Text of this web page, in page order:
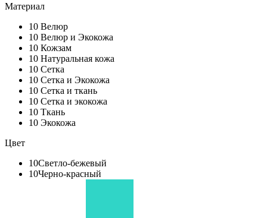
Материал
10 Велюр
10 Велюр и Экокожа
10 Кожзам
10 Натуральная кожа
10 Сетка
10 Сетка и Экокожа
10 Сетка и ткань
10 Сетка и экокожа
10 Ткань
10 Экокожа
Цвет
10Светло-бежевый
10Черно-красный